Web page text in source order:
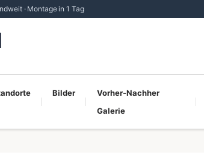
· Montage in 1 Tag
Bilder
Vorher-Nachher
Galerie